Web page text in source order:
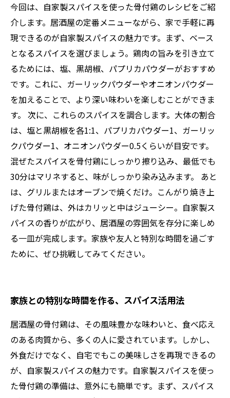
今回は、自家製スパイスを使った骨付鶏のレシピをご紹
介します。居酒屋の定番メニューながら、家で手軽に再
現できるのが自家製スパイスの魅力です。まず、ベース
となるスパイスを選びましょう。鶏肉の旨みを引き立て
るためには、塩、黒胡椒、パプリカパウダーがおすすめ
です。これに、ガーリックパウダーやオニオンパウダー
を加えることで、より深い味わいを楽しむことができま
す。 次に、これらのスパイスを調合します。大体の割合
は、塩と黒胡椒を各1:1、パプリカパウダー1、ガーリッ
クパウダー1、オニオンパウダー0.5くらいが目安です。
混ぜたスパイスを骨付鶏にしっかり擦り込み、最低でも
30分はマリネすると、味がしっかり染み込みます。 あと
は、グリルまたはオーブンで焼くだけ。こんがり焼き上
げた骨付鶏は、外はカリッと中はジューシー。自家製ス
パイスの香りが広がり、居酒屋の雰囲気を存分に楽しめ
る一皿が完成します。家族や友人と特別な時間を過ごす
ために、ぜひ挑戦してみてください。
家族との特別な時間を作る、スパイス活用法
居酒屋の骨付鶏は、その風味豊かな味わいと、食べ応え
のある肉質から、多くの人に愛されています。しかし、
外食だけでなく、自宅でもこの美味しさを再現できるの
が、自家製スパイスの魅力です。自家製スパイスを使っ
た骨付鶏の準備は、意外にも簡単です。まず、スパイス